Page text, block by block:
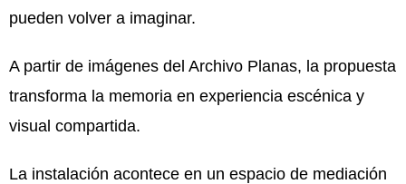
pueden volver a imaginar.
A partir de imágenes del Archivo Planas, la propuesta
transforma la memoria en experiencia escénica y
visual compartida.
La instalación acontece en un espacio de mediación